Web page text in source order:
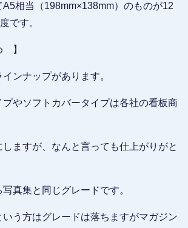
相当（198mm×138mm）のものが12
です。
】
ンナップがあります。
やソフトカバータイプは各社の看板商
ますが、なんと言っても仕上がりがと
真集と同じグレードです。
う方はグレードは落ちますがマガジン